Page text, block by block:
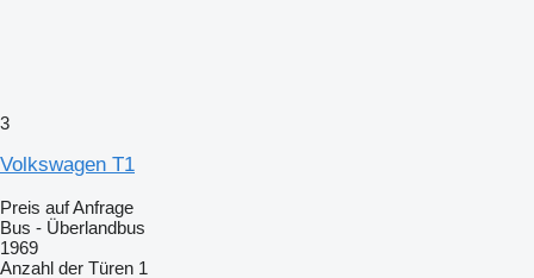
3
Volkswagen T1
Preis auf Anfrage
Bus - Überlandbus
1969
Anzahl der Türen 1